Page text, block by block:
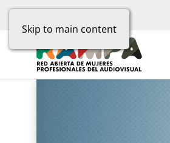
Skip to main content